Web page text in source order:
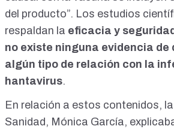
del producto”. Los estudios
respaldan la eficacia y
no existe ninguna evidencia de
algún tipo de relación con la
hantavirus.
En relación a estos contenidos,
Sanidad, Mónica García,